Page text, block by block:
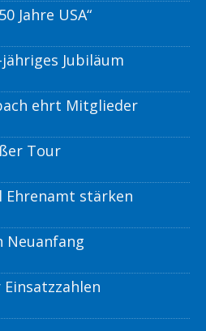
Jahre USA“
Jubiläum
ehrt Mitglieder
Tour
Ehrenamt stärken
Neuanfang